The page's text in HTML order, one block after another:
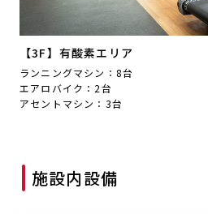
【3F】有酸素エリア
ランニングマシン：8台
エアロバイク：2台
アセントマシン：3台
施設内設備